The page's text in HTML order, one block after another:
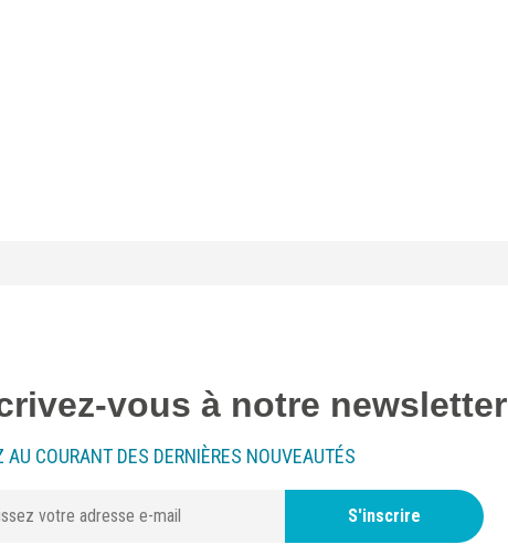
vous à notre newsletter
AU COURANT DES DERNIÈRES NOUVEAUTÉS
S'inscrire